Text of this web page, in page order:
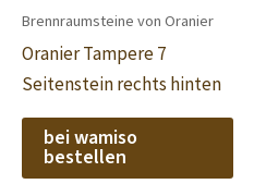
Brennraumsteine von Oranier
Oranier Tampere 7
Seitenstein rechts hinten
bei wamiso
bestellen